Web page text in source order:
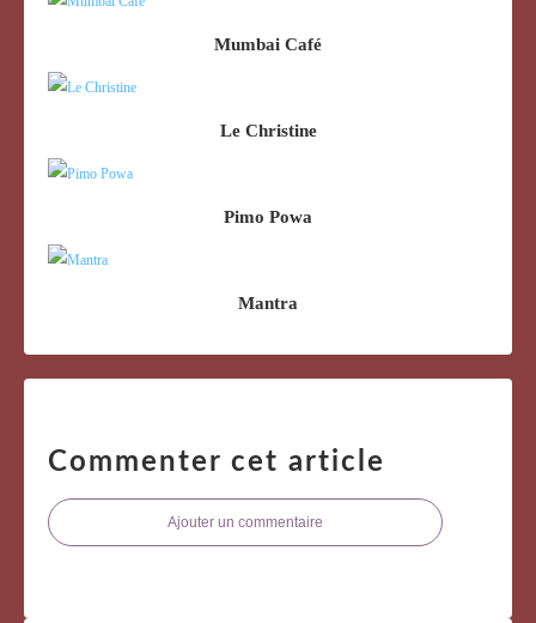
Mumbai Café
Le Christine
Pimo Powa
Mantra
Commenter cet article
Ajouter un commentaire